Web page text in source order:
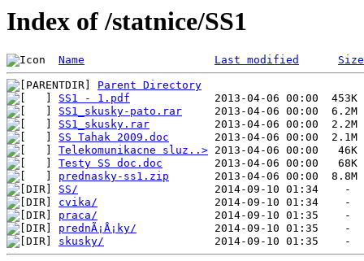
Index of /statnice/SS1
Name Last modified Size
Parent Directory
SS1 - 1.pdf
SS1_skusky-pato.rar
SS1_skusky.rar
SS Tahak 2009.doc
Telekomunikacne sluz..>
Testy SS doc.doc
prednasky-ss1.zip
SS/
cvika/
praca/
prednÃ¡Å¡ky/
skusky/